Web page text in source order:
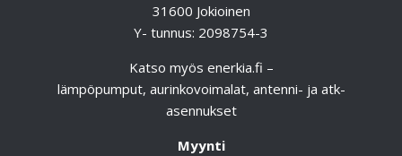
31600 Jokioinen
Y- tunnus: 2098754-3
Katso myös enerkia.fi –
lämpöpumput, aurinkovoimalat, antenni- ja atk-
asennukset
Myynti